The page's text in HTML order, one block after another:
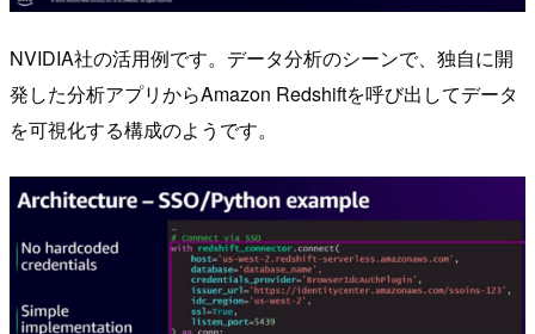
NVIDIA社の活用例です。データ分析のシーンで、独自に開
発した分析アプリからAmazon Redshiftを呼び出してデータ
を可視化する構成のようです。